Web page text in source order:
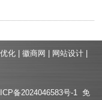
化 徽商网 网站设计
备2024046583号-1 免